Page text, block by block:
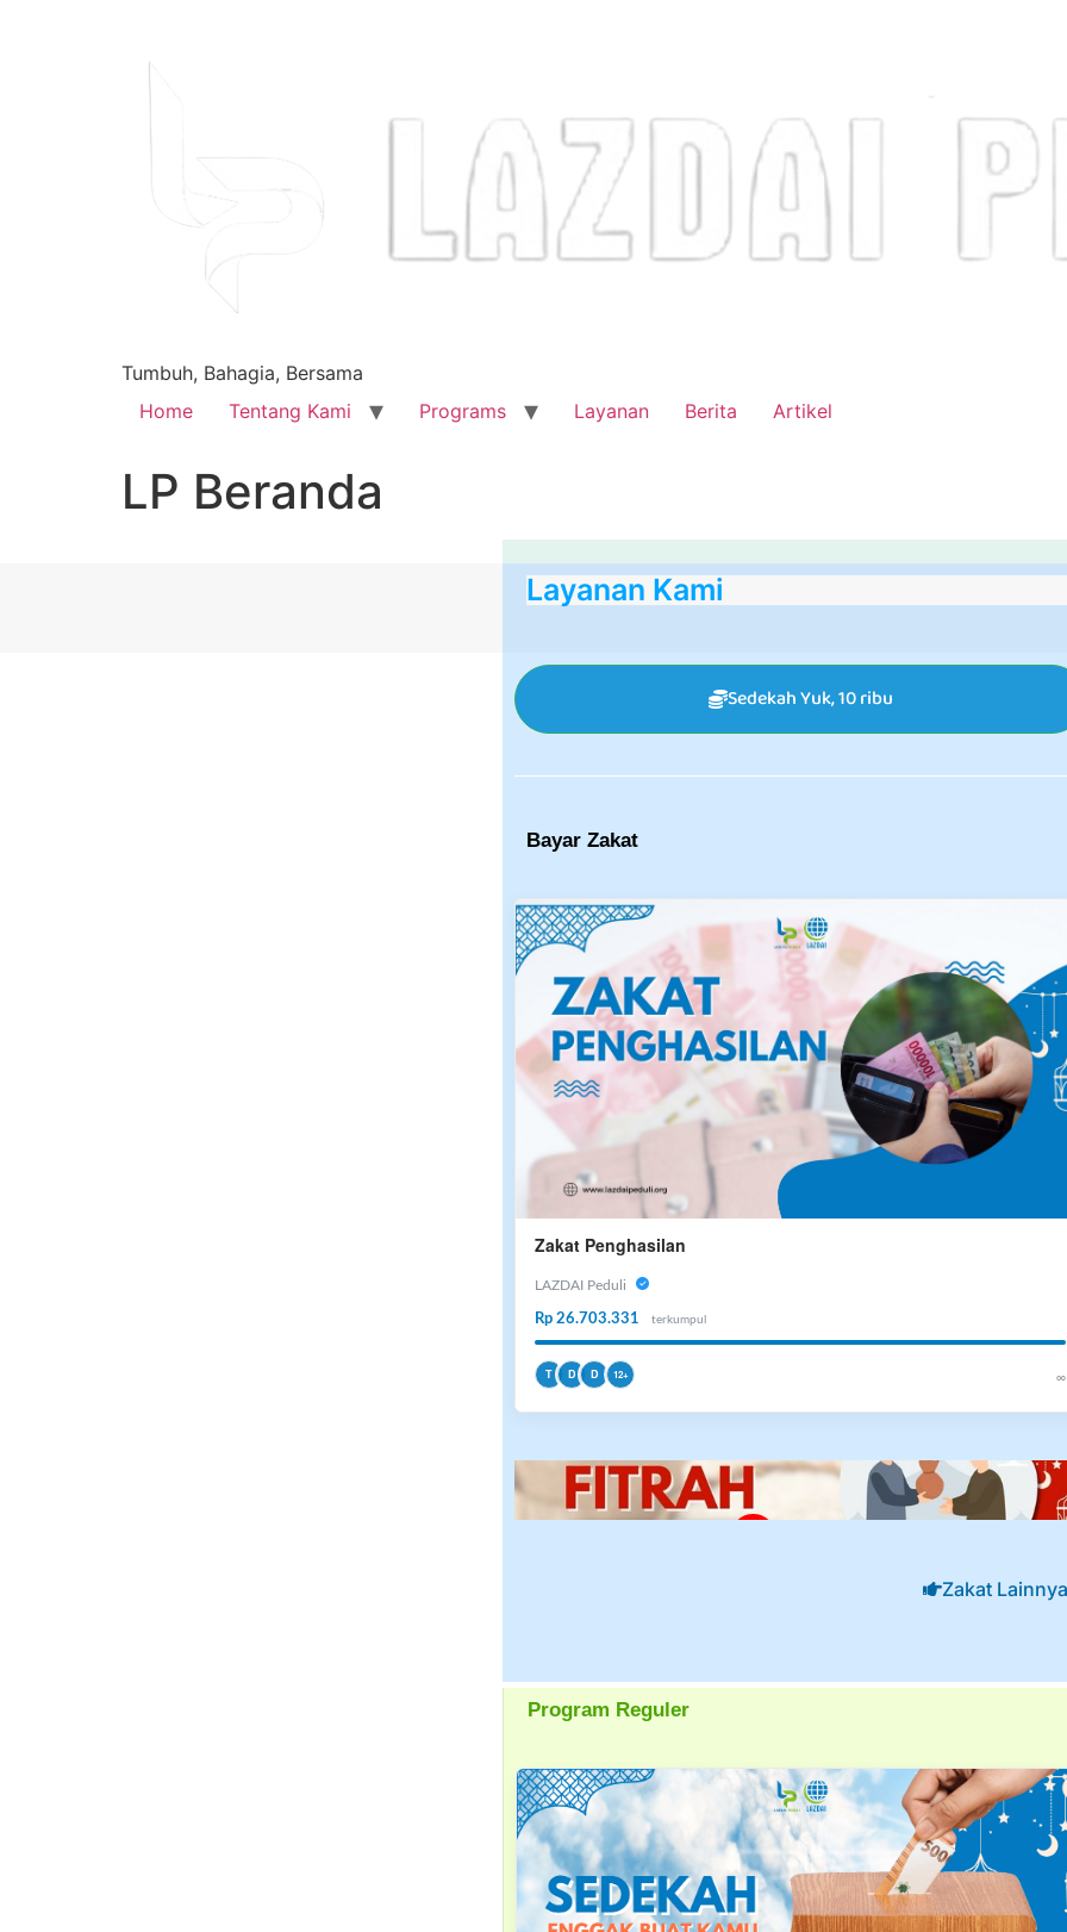
Tumbuh, Bahagia, Bersama
Home
Tentang Kami Programs Layanan Berita Artikel
LP Beranda
Read More
Layanan Kami
Sedekah Yuk, 10 ribu
Bayar Zakat
Zakat Penghasilan
LAZDAI Peduli
Rp 26.703.331 terkumpul
T D D 12+ ∞
Zakat Lainnya
Program Reguler